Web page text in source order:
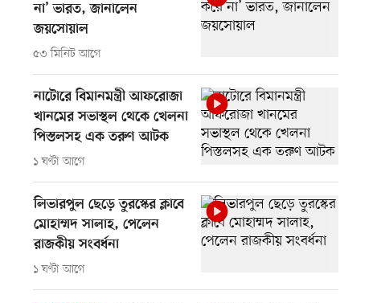
না’ ভারত, জানালেন
জয়সোয়াল
৫৩ মিনিট আগে
নাটোরে বিমানমন্ত্রী আফরোজা
খানমের সভাস্থল থেকে খেলনা
পিস্তলসহ এক তরুণ আটক
১ ঘণ্টা আগে
লিভারপুল ছেড়ে তুরস্কের ক্লাবে
মোহাম্মদ সালাহ, পেলেন
রাজকীয় সংবর্ধনা
১ ঘণ্টা আগে